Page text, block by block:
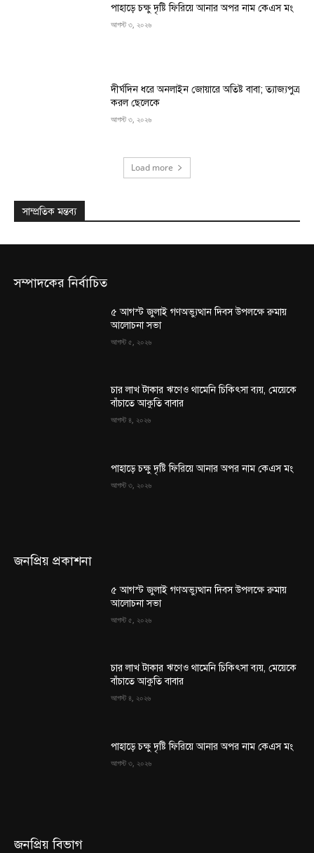
পাহাড়ে চক্ষু দৃষ্টি ফিরিয়ে আনার অপর নাম কেএস মং
আগস্ট ৩, ২০২৬
দীর্ঘদিন ধরে অনলাইন জোয়ারে অতিষ্ট বাবা; ত্যাজ্যপুত্র
করল ছেলেকে
আগস্ট ৩, ২০২৬
Load more
সাম্প্রতিক মন্তব্য
সম্পাদকের নির্বাচিত
৫ আগস্ট জুলাই গণঅভ্যুত্থান দিবস উপলক্ষে রুমায়
আলোচনা সভা
আগস্ট ৫, ২০২৬
চার লাখ টাকার ঋণেও থামেনি চিকিৎসা ব্যয়, মেয়েকে
বাঁচাতে আকুতি বাবার
আগস্ট ৪, ২০২৬
পাহাড়ে চক্ষু দৃষ্টি ফিরিয়ে আনার অপর নাম কেএস মং
আগস্ট ৩, ২০২৬
জনপ্রিয় প্রকাশনা
৫ আগস্ট জুলাই গণঅভ্যুত্থান দিবস উপলক্ষে রুমায়
আলোচনা সভা
আগস্ট ৫, ২০২৬
চার লাখ টাকার ঋণেও থামেনি চিকিৎসা ব্যয়, মেয়েকে
বাঁচাতে আকুতি বাবার
আগস্ট ৪, ২০২৬
পাহাড়ে চক্ষু দৃষ্টি ফিরিয়ে আনার অপর নাম কেএস মং
আগস্ট ৩, ২০২৬
জনপ্রিয় বিভাগ